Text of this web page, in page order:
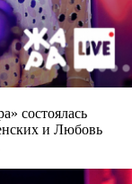
состоялась
и Любовь